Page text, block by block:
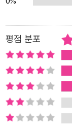
과 정약용 등 그동
책에는 부모의 묘를
잃은 슬픔, 어린 나
지는 에피소드가 가득하다. 아들로, 가장으로, 친구로
구체적인 삶 속으로 뛰어들다! *선비, 그들을 사
이황의 뒤에는 남편
명 조식에겐 그의 정
대곡이 있었다. 율
평점 분포